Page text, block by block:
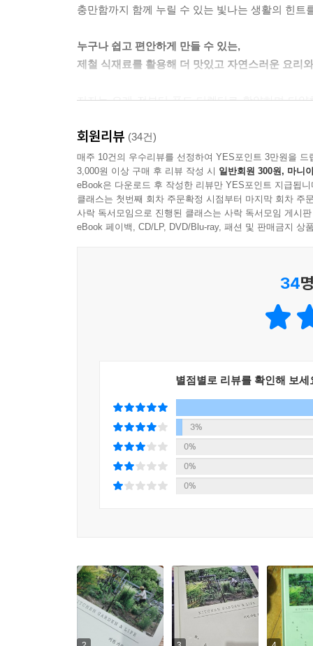
충만함까지 함께 누릴 수 있는 빛나는 생활의 힌트
누구나 쉽고 편안하게 만들 수 있는,
제철 식재료를 활용해 더 맛있고 자연스러운 요리
저자는 오래 전부터 푸드 디렉터로 활약하며 다
맛있는 요리 레시피도 함께 수록하였다. 주변에
살리는 아이디어를 더하면 더욱 맛있게 즐길 수
그리고 누구나 부담없이 만들 수 있으면서도 저자
회원리뷰 (34건)
매주 10건의 우수리뷰를 선정하여 YES포인트 3만원을 드
3,000원 이상 구매 후 리뷰 작성 시 일반회원 300원, 마니
eBook은 다운로드 후 작성한 리뷰만 YES포인트 지급됩니
클래스는 첫번째 회차 주문확정 시점부터 마지막 회차 주
사락 독서모임으로 진행된 클래스는 사락 독서모임 게시
eBook 페이백, CD/LP, DVD/Blu-ray, 패션 및 판매금지 상
34
별점별로 리뷰를 확인해 보세
3%
0%
0%
0%